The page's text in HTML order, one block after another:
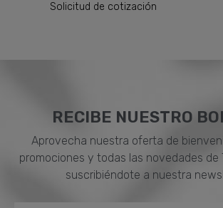
Solicitud de cotización
RECIBE NUESTRO
Aprovecha nuestra oferta de
promociones y todas las novedades de
suscribiéndote a nuestra